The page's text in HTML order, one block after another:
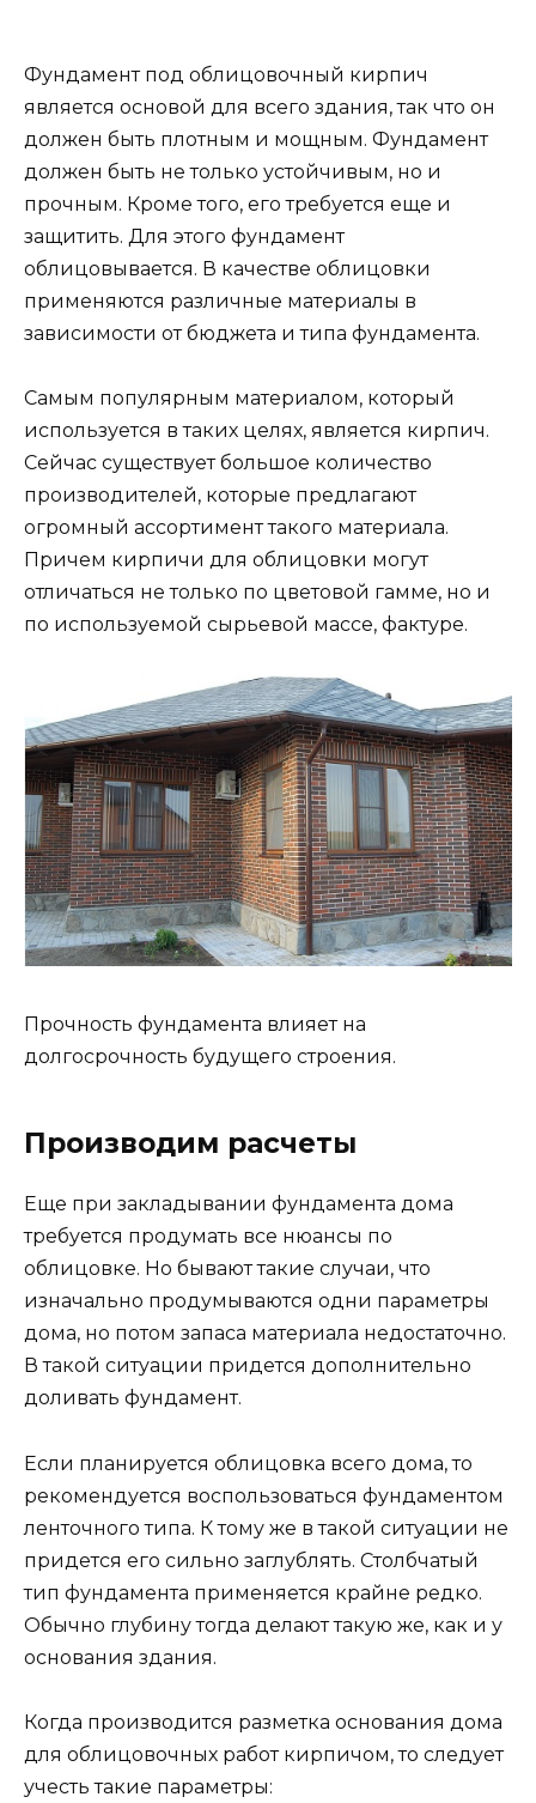
Фундамент под облицовочный кирпич
является основой для всего здания, так что он
должен быть плотным и мощным. Фундамент
должен быть не только устойчивым, но и
прочным. Кроме того, его требуется еще и
защитить. Для этого фундамент
облицовывается. В качестве облицовки
применяются различные материалы в
зависимости от бюджета и типа фундамента.
Самым популярным материалом, который
используется в таких целях, является кирпич.
Сейчас существует большое количество
производителей, которые предлагают
огромный ассортимент такого материала.
Причем кирпичи для облицовки могут
отличаться не только по цветовой гамме, но и
по используемой сырьевой массе, фактуре.
Прочность фундамента влияет на
долгосрочность будущего строения.
Производим расчеты
Еще при закладывании фундамента дома
требуется продумать все нюансы по
облицовке. Но бывают такие случаи, что
изначально продумываются одни параметры
дома, но потом запаса материала недостаточно.
В такой ситуации придется дополнительно
доливать фундамент.
Если планируется облицовка всего дома, то
рекомендуется воспользоваться фундаментом
ленточного типа. К тому же в такой ситуации не
придется его сильно заглублять. Столбчатый
тип фундамента применяется крайне редко.
Обычно глубину тогда делают такую же, как и у
основания здания.
Когда производится разметка основания дома
для облицовочных работ кирпичом, то следует
учесть такие параметры: